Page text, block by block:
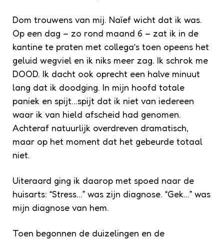
Dom trouwens van mij. Naïef wicht dat ik was.
Op een dag – zo rond maand 6 – zat ik in de
kantine te praten met collega’s toen opeens het
geluid wegviel en ik niks meer zag. Ik schrok me
DOOD. Ik dacht ook oprecht een halve minuut
lang dat ik doodging. In mijn hoofd totale
paniek en spijt…spijt dat ik niet van iedereen
waar ik van hield afscheid had genomen.
Achteraf natuurlijk overdreven dramatisch,
maar op het moment dat het gebeurde totaal
niet.
Uiteraard ging ik daarop met spoed naar de
huisarts: “Stress…” was zijn diagnose. “Gek…” was
mijn diagnose van hem.
Toen begonnen de duizelingen en de